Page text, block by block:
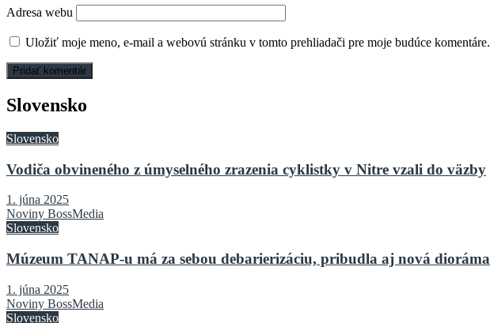
Adresa webu
Uložiť moje meno, e-mail a webovú stránku v tomto prehliadači pre moje budúce komentáre.
Slovensko
Slovensko
Vodiča obvineného z úmyselného zrazenia cyklistky v Nitre vzali do väzby
1. júna 2025
Noviny BossMedia
Slovensko
Múzeum TANAP-u má za sebou debarierizáciu, pribudla aj nová dioráma
1. júna 2025
Noviny BossMedia
Slovensko